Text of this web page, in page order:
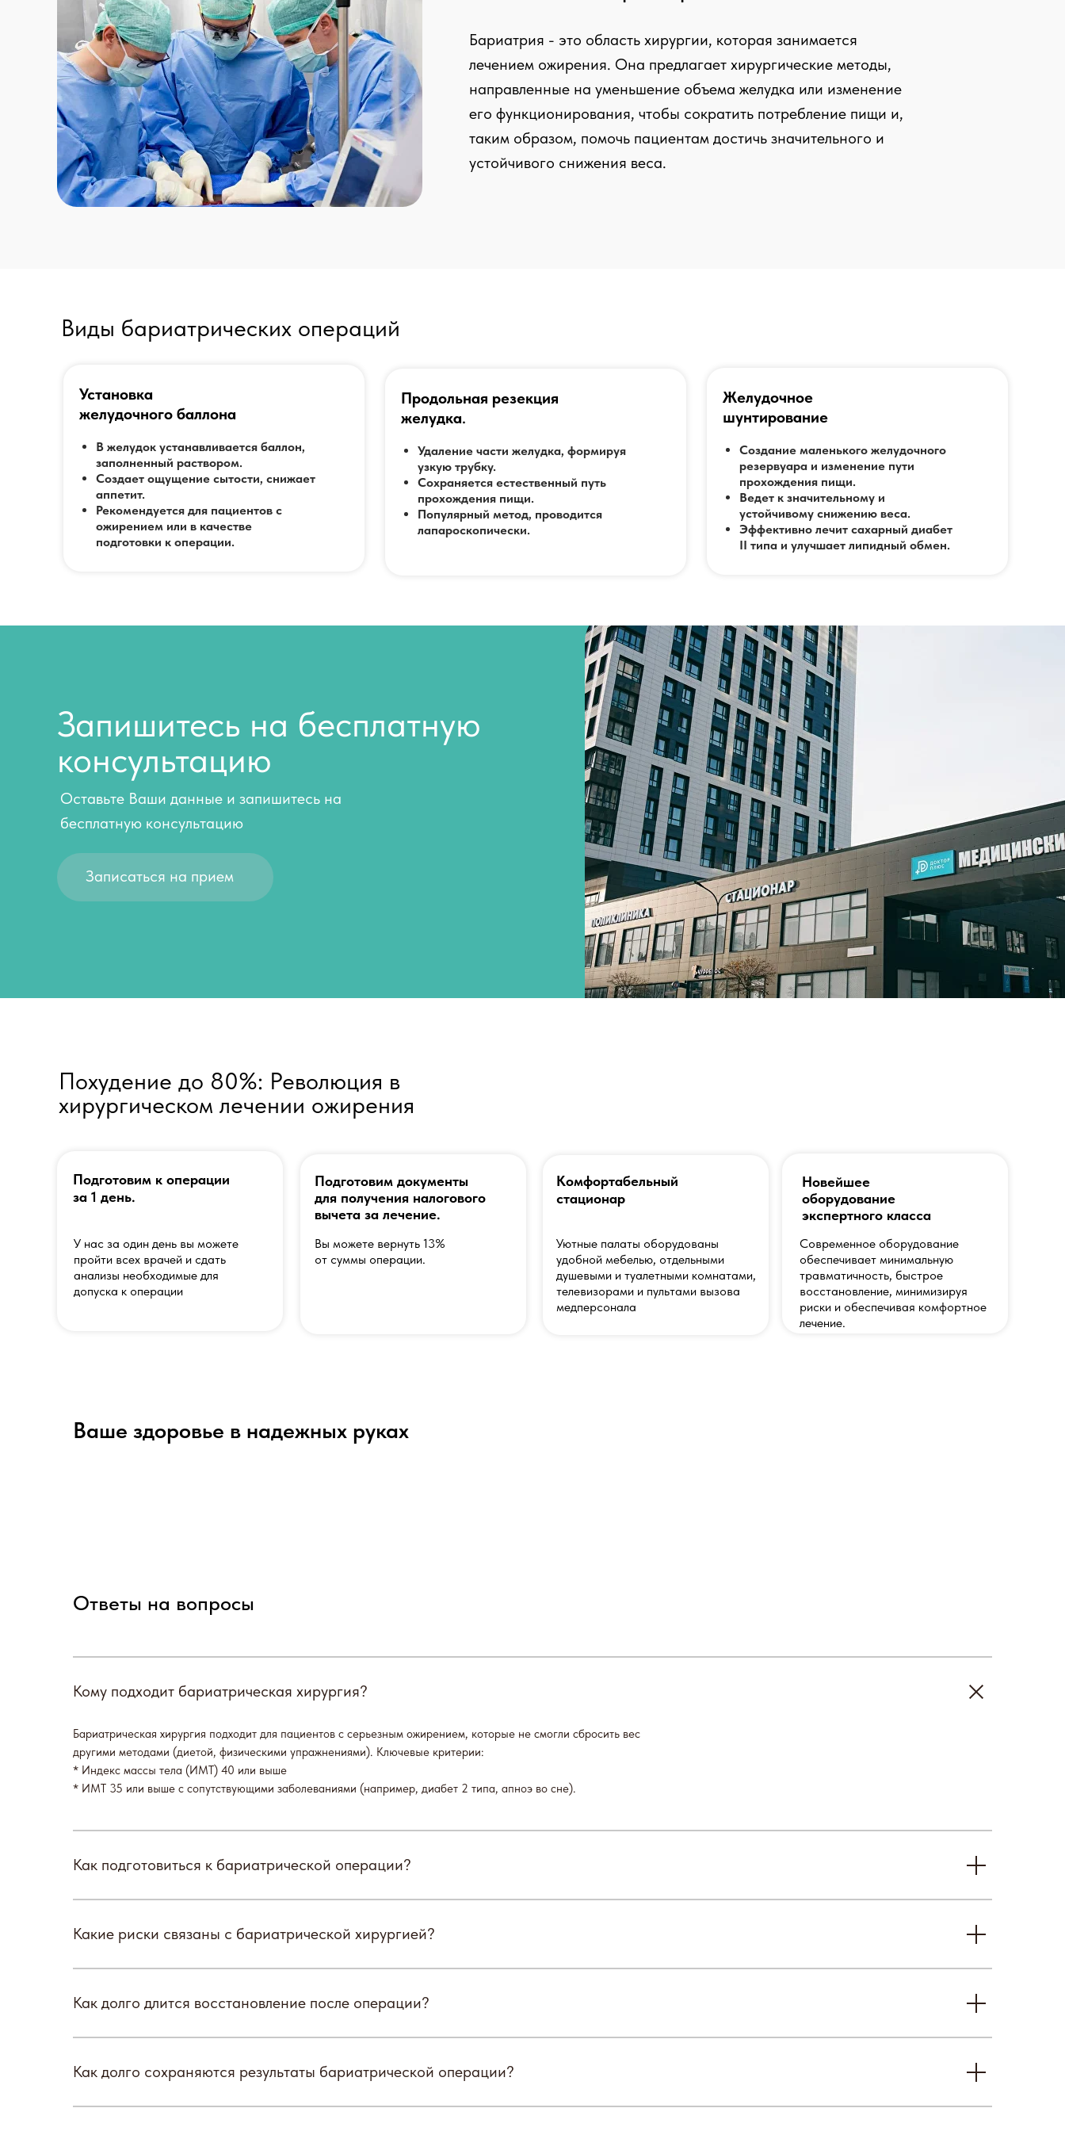
Бариатрия - это область хирургии, которая занимается
лечением ожирения. Она предлагает хирургические методы,
направленные на уменьшение объема желудка или изменение
его функционирования, чтобы сократить потребление пищи и,
таким образом, помочь пациентам достичь значительного и
устойчивого снижения веса.
брахитерапию из разряда уникальных, "штучных" операций в
разряд массовых и доступных, что называется, отладить и
поставить новую методику параректальной брахитерапии под
контролем компьютерной томографии на поток.В проведении
брахитерапии группа специалистов под руководством
Свиридова П.В. имеет самый большой опыт в России – более
Виды бариатрических операций
Установка
желудочного баллона
В желудок устанавливается баллон,
заполненный раствором.
Создает ощущение сытости, снижает
аппетит.
Рекомендуется для пациентов с
ожирением или в качестве
подготовки к операции.
Продольная резекция
желудка.
Удаление части желудка, формируя
узкую трубку.
Сохраняется естественный путь
прохождения пищи.
Популярный метод, проводится
лапароскопически.
Желудочное
шунтирование
Создание маленького желудочного
резервуара и изменение пути
прохождения пищи.
Ведет к значительному и
устойчивому снижению веса.
Эффективно лечит сахарный диабет
II типа и улучшает липидный обмен.
Запишитесь на бесплатную
консультацию
Записаться на прием
Оставьте Ваши данные и запишитесь на
бесплатную консультацию
Похудение до 80%: Революция в
хирургическом лечении ожирения
Подготовим к операции
за 1 день.
У нас за один день вы можете
пройти всех врачей и сдать
анализы необходимые для
допуска к операции
Подготовим документы
для получения налогового
вычета за лечение.
Вы можете вернуть 13%
от суммы операции.
Комфортабельный
стационар
Уютные палаты оборудованы
удобной мебелью, отдельными
душевыми и туалетными комнатами,
телевизорами и пультами вызова
медперсонала
Новейшее
оборудование
экспертного класса
Современное оборудование
обеспечивает минимальную
травматичность, быстрое
восстановление, минимизируя
риски и обеспечивая комфортное
лечение.
Ваше здоровье в надежных руках
Ответы на вопросы
Кому подходит бариатрическая хирургия?
Бариатрическая хирургия подходит для пациентов с серьезным ожирением, которые не смогли сбросить вес
другими методами (диетой, физическими упражнениями). Ключевые критерии:
* Индекс массы тела (ИМТ) 40 или выше
* ИМТ 35 или выше с сопутствующими заболеваниями (например, диабет 2 типа, апноэ во сне).
Как подготовиться к бариатрической операции?
Какие риски связаны с бариатрической хирургией?
Как долго длится восстановление после операции?
Как долго сохраняются результаты бариатрической операции?